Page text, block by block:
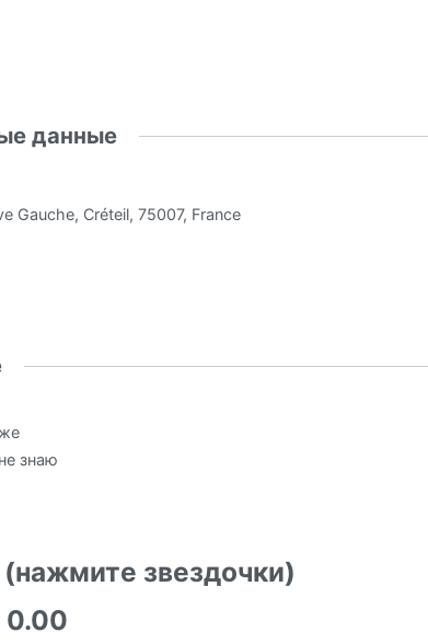
данные
Gauche, Créteil, 75007, France
знаю
(нажмите звездочки)
0.00